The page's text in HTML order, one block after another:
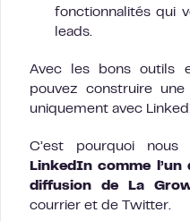
fonctionnalités qui
leads.
Avec les bons outils
pouvez construire
uniquement avec
C’est pourquoi nous
LinkedIn comme
diffusion de La
courrier et de Twitter.